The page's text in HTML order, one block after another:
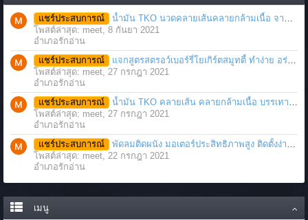
แชร์ประสบการณ์
น้ำมัน TKO นวดคลายเส้นคลายกล้ามเนื้อ จากภาวะตึงหรือเคล็ด บาดเจ็บ ได้อย่างฉับพลัน
โพสต์ล่าสุด: meet, 8 กันยา 2021
อำเภอรักอ่าน
แชร์ประสบการณ์
แจกสูตรสตรอว์เบอร์รี่โยเกิร์ตสมูทตี้ ทำง่าย อร่อย แค่มีเครื่องปั่นน้ำผลไม้
โพสต์ล่าสุด: meet, 27 กรกฎา 2021
อำเภอรักอ่าน
แชร์ประสบการณ์
น้ำมัน TKO คลายเส้น คลายกล้ามเนื้อ บรรเทาอาการบาดเจ็บโดยฉับพลัน
โพสต์ล่าสุด: meet, 27 กรกฎา 2021
อำเภอรักอ่าน
แชร์ประสบการณ์
พัดลมติดผนัง มอเตอร์ประสิทธิภาพสูง ติดตั้งง่าย ประหยัดพื้นที่
โพสต์ล่าสุด: meet, 22 กรกฎา 2021
อำเภอรักอ่าน
เมนู